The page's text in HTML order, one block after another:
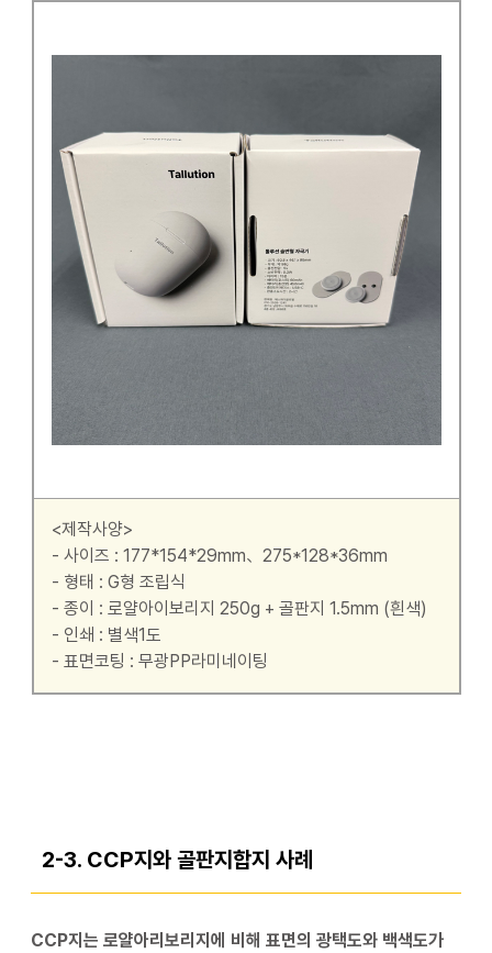
<제작사양>
- 사이즈 : 177*154*29mm、275*128*36mm
- 형태 : G형 조립식
- 종이 : 로얄아이보리지 250g + 골판지 1.5mm (흰색)
- 인쇄 : 별색1도
- 표면코팅 : 무광PP라미네이팅
2-3. CCP지와 골판지합지 사례
CCP지는 로얄아리보리지에 비해 표면의 광택도와 백색도가